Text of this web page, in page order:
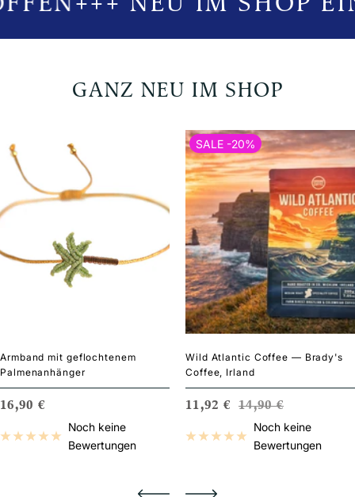
+++ NEU IM SHOP
GANZ NEU IM SHOP
Armband mit geflochtenem
Palmenanhänger
ANGEBOTSPREIS
16,90 €
Noch keine
Bewertungen
SALE -20%
Wild Atlantic Coffee — Brady's
Coffee, Irland
ANGEBOTSPREIS
11,92 € REGULÄRER
14,90 €
Noch keine
Bewertungen